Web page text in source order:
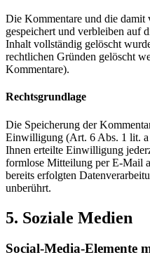
Die Kommentare und die damit
gespeichert und verbleiben auf
Inhalt vollständig gelöscht
rechtlichen Gründen gelöscht
Kommentare).
Rechtsgrundlage
Die Speicherung der
Einwilligung (Art. 6 Abs. 1 lit.
Ihnen erteilte Einwilligung
formlose Mitteilung per E-Mail
bereits erfolgten
unberührt.
5. Soziale Medien
Social-Media-Elemente